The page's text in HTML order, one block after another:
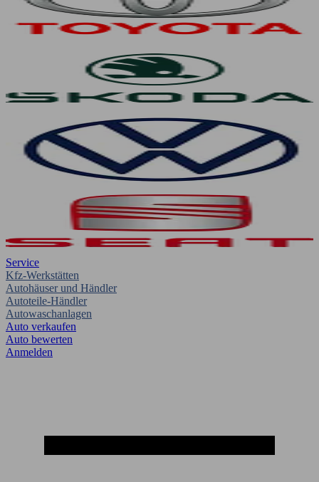
Service
Kfz-Werkstätten
Autohäuser und Händler
Autoteile-Händler
Autowaschanlagen
Auto verkaufen
Auto bewerten
Anmelden